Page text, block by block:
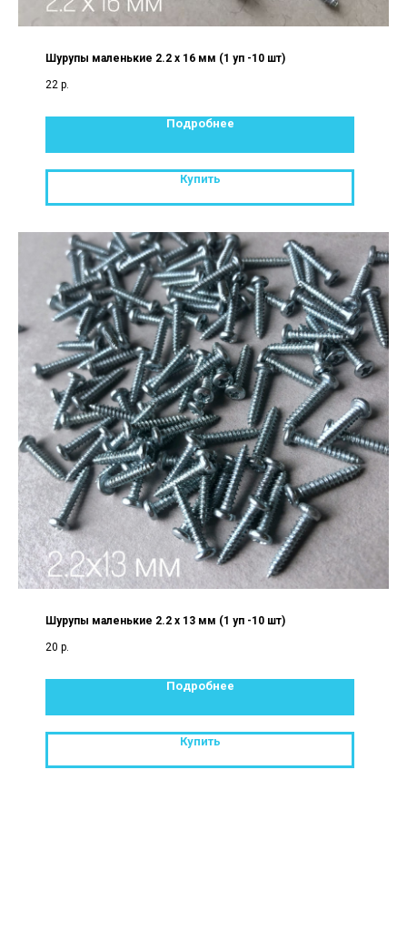
Шурупы маленькие 2.2 х 16 мм (1 уп -10 шт)
22 р.
Подробнее
Купить
Шурупы маленькие 2.2 х 13 мм (1 уп -10 шт)
20 р.
Подробнее
Купить